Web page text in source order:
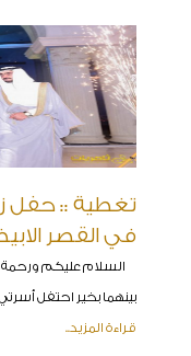
تغطية :: حفل
في القصر الابيض
السلام عليكم ورحمة
بينهما بخير احتفل
قراءة المزيد..